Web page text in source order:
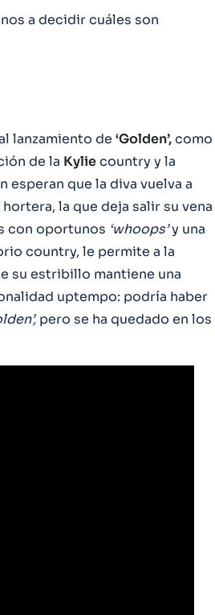
a decidir cuáles son
lanzamiento de ‘Golden’,como
de la Kyliecountry y la
esperan que la diva vuelva a
hortera, la que deja salir su vena
con oportunos ‘whoops’y una
country, le permite a la
su estribillo mantiene una
uptempo: podría haber
pero se ha quedado en los